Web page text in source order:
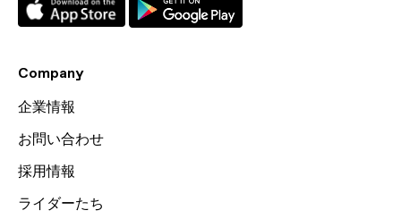
Company
企業情報
お問い合わせ
採用情報
ライダーたち